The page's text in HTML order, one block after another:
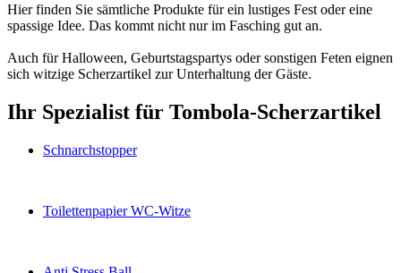
Hier finden Sie sämtliche Produkte für ein lustiges Fest oder eine
spassige Idee. Das kommt nicht nur im Fasching gut an.
Auch für Halloween, Geburtstagspartys oder sonstigen Feten eignen
sich witzige Scherzartikel zur Unterhaltung der Gäste.
Ihr Spezialist für Tombola-Scherzartikel
Schnarchstopper
Toilettenpapier WC-Witze